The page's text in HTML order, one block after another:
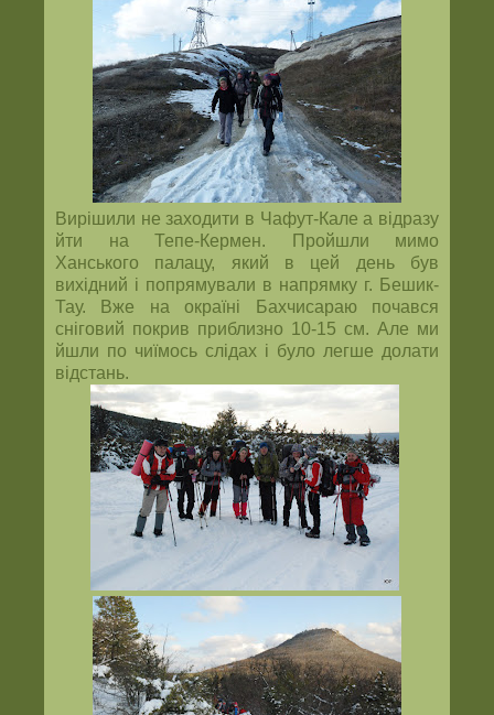
Вирішили не заходити в Чафут-Кале а відразу
йти на Тепе-Кермен. Пройшли мимо
Ханського палацу, який в цей день був
вихідний і попрямували в напрямку г. Бешик-
Тау. Вже на окраїні Бахчисараю почався
сніговий покрив приблизно 10-15 см. Але ми
йшли по чиїмось слідах і було легше долати
відстань.